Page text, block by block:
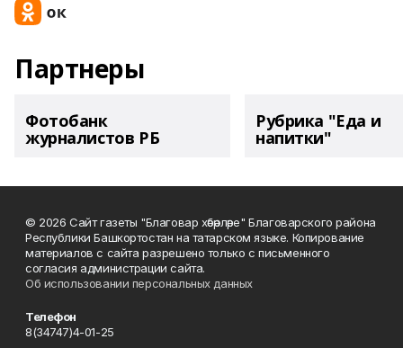
Партнеры
Фотобанк
журналистов РБ
Рубрика "Еда и
напитки"
© 2026 Сайт газеты "Благовар хәбәрләре" Благоварского района
Республики Башкортостан на татарском языке. Копирование
материалов с сайта разрешено только с письменного
согласия администрации сайта.
Об использовании персональных данных
Телефон
8(34747)4-01-25